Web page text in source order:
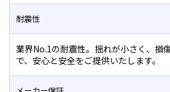
耐震性
業界No.1の耐震性。揺れが小さく、損
で、安心と安全をご提供いたします。